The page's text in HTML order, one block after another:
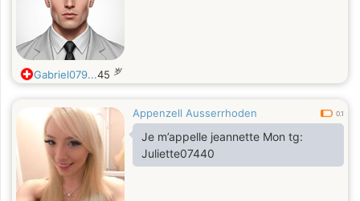
Gabriel079...45 岁
Appenzell Ausserrhoden 0.1
Je m’appelle jeannette Mon tg:
Juliette07440